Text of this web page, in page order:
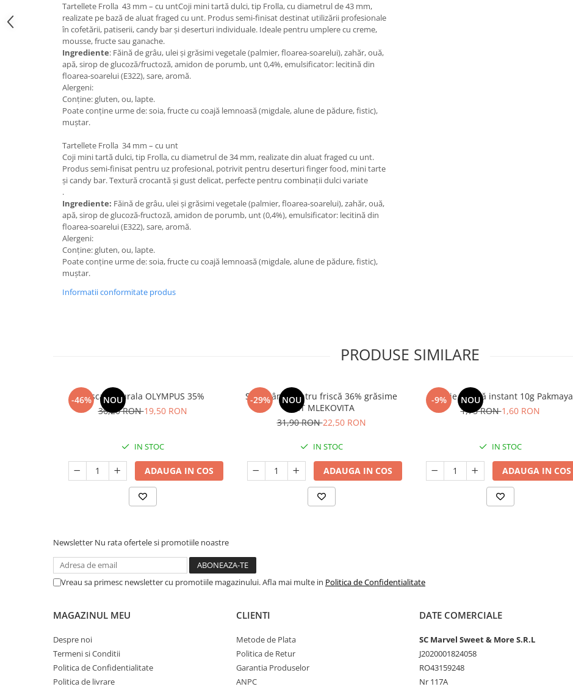
Tartellete Frolla 43 mm – cu untCoji mini tartă dulci, tip Frolla, cu diametrul de 43 mm,
realizate pe bază de aluat fraged cu unt. Produs semi-finisat destinat utilizării profesionale
în cofetării, patiserii, candy bar și deserturi individuale. Ideale pentru umplere cu creme,
mousse, fructe sau ganache.
Ingrediente: Făină de grâu, ulei și grăsimi vegetale (palmier, floarea-soarelui), zahăr, ouă,
apă, sirop de glucoză/fructoză, amidon de porumb, unt 0,4%, emulsificator: lecitină din
floarea-soarelui (E322), sare, aromă.
Alergeni:
Conține: gluten, ou, lapte.
Poate conține urme de: soia, fructe cu coajă lemnoasă (migdale, alune de pădure, fistic),
muștar.
Tartellete Frolla 34 mm – cu unt
Coji mini tartă dulci, tip Frolla, cu diametrul de 34 mm, realizate din aluat fraged cu unt.
Produs semi-finisat pentru uz profesional, potrivit pentru deserturi finger food, mini tarte
și candy bar. Textură crocantă și gust delicat, perfecte pentru combinații dulci variate
.
Ingrediente: Făină de grâu, ulei și grăsimi vegetale (palmier, floarea-soarelui), zahăr, ouă,
apă, sirop de glucoză-fructoză, amidon de porumb, unt (0,4%), emulsificator: lecitină din
floarea-soarelui (E322), sare, aromă.
Alergeni:
Conține: gluten, ou, lapte.
Poate conține urme de: soia, fructe cu coajă lemnoasă (migdale, alune de pădure, fistic),
muștar.
Informatii conformitate produs
PRODUSE SIMILARE
-46% NOU
Frisca Naturala OLYMPUS 35%
36,20 RON19,50 RON
IN STOC
ADAUGA IN COS
-29% NOU
Smântână pentru friscă 36% grăsime
UHT MLEKOVITA
31,90 RON22,50 RON
IN STOC
ADAUGA IN COS
-9% NOU
Drojdie uscată instant 10g Pakmaya
1,75 RON1,60 RON
IN STOC
ADAUGA IN COS
Newsletter Nu rata ofertele si promotiile noastre
Vreau sa primesc newsletter cu promotiile magazinului. Afla mai multe in Politica de Confidentialitate
MAGAZINUL MEU
Despre noi
Termeni si Conditii
Politica de Confidentialitate
Politica de livrare
CLIENTI
Metode de Plata
Politica de Retur
Garantia Produselor
ANPC
DATE COMERCIALE
SC Marvel Sweet & More S.R.L
J2020001824058
RO43159248
Nr 117A